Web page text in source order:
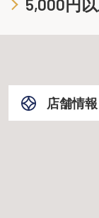
5,000円
店舗情報